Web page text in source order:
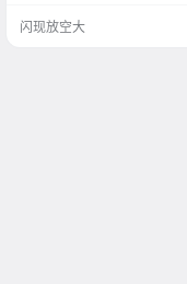
优雅，每一套都撩人心弦，
闪现放空大